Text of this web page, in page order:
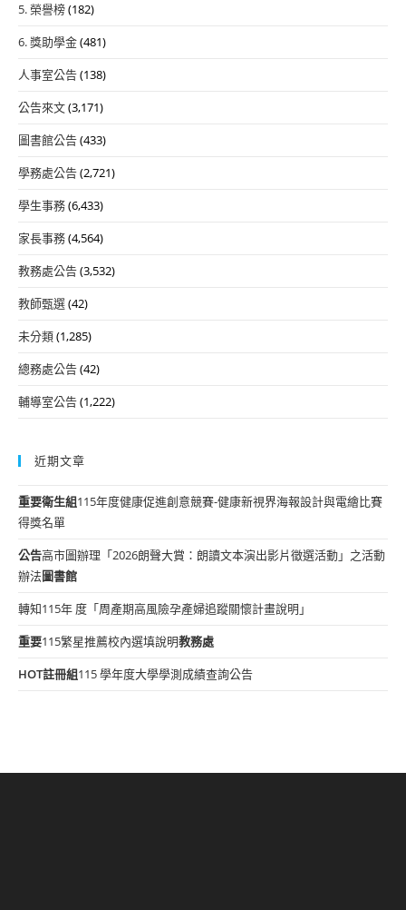
5. 榮譽榜(182)
6. 獎助學金(481)
人事室公告(138)
公告來文(3,171)
圖書館公告(433)
學務處公告(2,721)
學生事務(6,433)
家長事務(4,564)
教務處公告(3,532)
教師甄選(42)
未分類(1,285)
總務處公告(42)
輔導室公告(1,222)
近期文章
重要衛生組115年度健康促進創意競賽-健康新視界海報設計與電繪比賽
得獎名單
公告高市圖辦理「2026朗聲大賞：朗讀文本演出影片徵選活動」之活動
辦法圖書館
轉知115年 度「周產期高風險孕產婦追蹤關懷計畫說明」
重要115繁星推薦校內選填說明教務處
HOT註冊組115 學年度大學學測成績查詢公告